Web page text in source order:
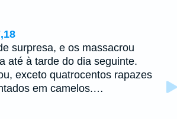
surpresa, e os massacrou
até à tarde do dia seguinte.
exceto quatrocentos rapazes
em camelos.…